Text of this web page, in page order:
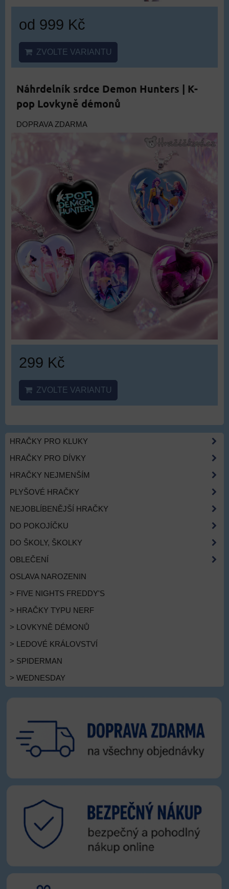
od 999 Kč
ZVOLTE VARIANTU
Náhrdelník srdce Demon Hunters | K-
pop Lovkyně démonů
DOPRAVA ZDARMA
299 Kč
ZVOLTE VARIANTU
HRAČKY PRO KLUKY
HRAČKY PRO DÍVKY
HRAČKY NEJMENŠÍM
PLYŠOVÉ HRAČKY
NEJOBLÍBENĚJŠÍ HRAČKY
DO POKOJÍČKU
DO ŠKOLY, ŠKOLKY
OBLEČENÍ
OSLAVA NAROZENIN
> FIVE NIGHTS FREDDY'S
> HRAČKY TYPU NERF
> LOVKYNĚ DÉMONŮ
> LEDOVÉ KRÁLOVSTVÍ
> SPIDERMAN
> WEDNESDAY